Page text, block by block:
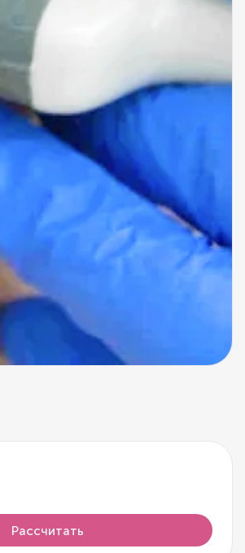
Рассчитать